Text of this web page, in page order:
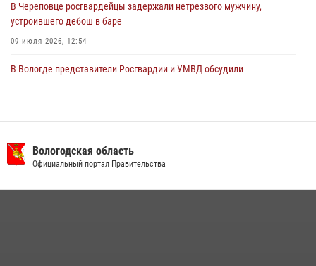
В Череповце росгвардейцы задержали нетрезвого мужчину,
устроившего дебош в баре
09 июля 2026, 12:54
В Вологде представители Росгвардии и УМВД обсудили
стрельбу
27 июля 2026, 07:28
Вологодская область
Официальный портал Правительства